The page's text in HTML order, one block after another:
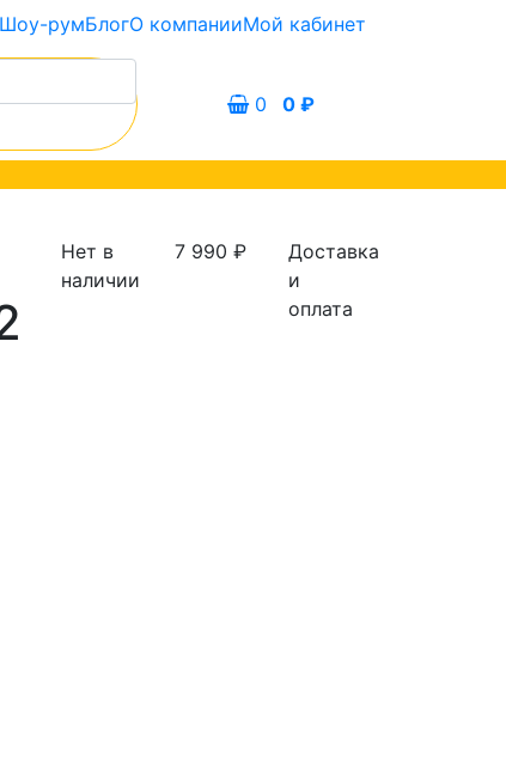
Шоу-румБлогО компанииМой кабинет
0 0 ₽
Нет в
наличии
7 990 ₽
Доставка
и
оплата